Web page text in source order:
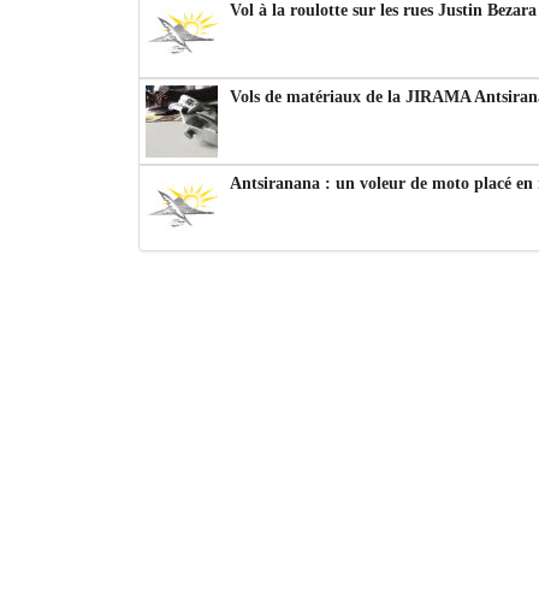
Vol à la roulotte sur les rues Justin
Vols de matériaux de la JIRAMA
Antsiranana : un voleur de moto placé en